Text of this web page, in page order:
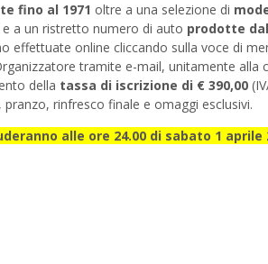
fino al 1971 oltre a una selezione di
e a un ristretto numero di auto prodotte
effettuate online cliccando sulla voce di
tramite e-mail, unitamente alla
della tassa di iscrizione di € 390,00
rinfresco finale e omaggi esclusivi.
alle ore 24.00 di sabato 1 aprile